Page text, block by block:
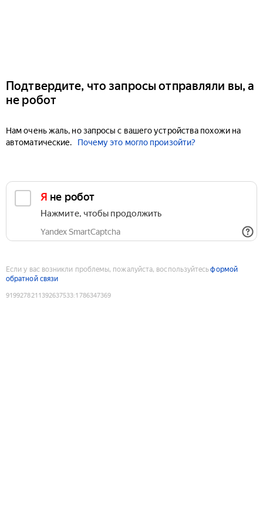
Подтвердите, что запросы отправляли вы, а
не робот
Нам очень жаль, но запросы с вашего устройства похожи на
автоматические.
Почему это могло произойти?
Я не робот
Нажмите, чтобы продолжить
Yandex SmartCaptcha
Если у вас возникли проблемы, пожалуйста, воспользуйтесьформой
обратной связи
9199278211392637533:1786347369